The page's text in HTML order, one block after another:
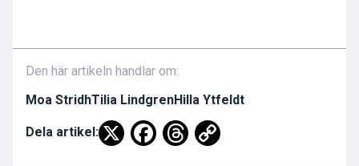
Den här artikeln handlar om:
Moa StridhTilia LindgrenHilla Ytfeldt
Dela artikel: